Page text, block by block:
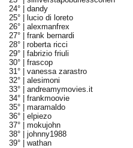
24° | dandy
25° |
lucio di loreto
26° | alexmanfrex
27° | frank bernardi
28° | roberta ricci
29° | fabrizio friuli
30° | frascop
31° | vanessa zarastro
32° | alesimoni
33° | andreamymovies.it
34° | frankmoovie
35° | maramaldo
36° | elpiezo
37° | mokujohn
38° | johnny1988
39° | wathan